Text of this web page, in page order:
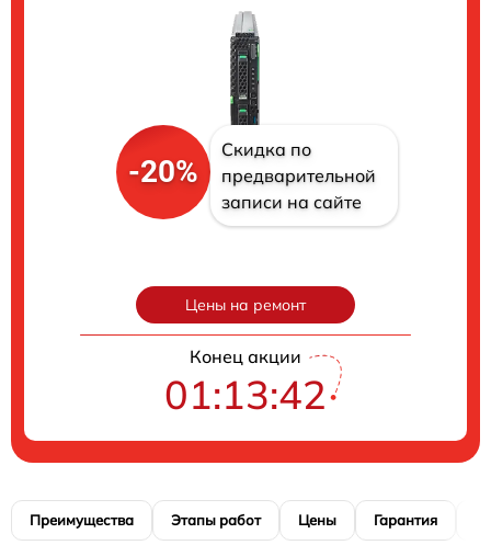
-20%
Скидка по
предварительной
записи на сайте
Цены на ремонт
Конец акции
01:13:41
Преимущества Этапы работ Цены Гарантия